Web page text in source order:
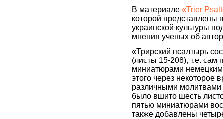
В материале «Trier
которой представлены
украинской культуры
мнения ученых об
«Трирский псалтырь
(листы 15-208), т.е. сам
миниатюрами
этого через некоторое
различными молитвами
было вшито шесть
пятью миниатюрами
также добавлены